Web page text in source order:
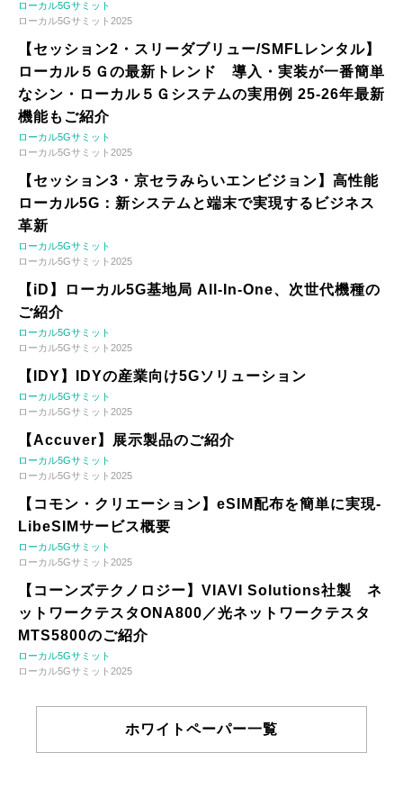
ローカル5Gサミット
ローカル5Gサミット2025
【セッション2・スリーダブリュー/SMFLレンタル】
ローカル５Ｇの最新トレンド 導入・実装が一番簡単
なシン・ローカル５Ｇシステムの実用例 25-26年最新
機能もご紹介
ローカル5Gサミット
ローカル5Gサミット2025
【セッション3・京セラみらいエンビジョン】高性能
ローカル5G：新システムと端末で実現するビジネス
革新
ローカル5Gサミット
ローカル5Gサミット2025
【iD】ローカル5G基地局 All-In-One、次世代機種の
ご紹介
ローカル5Gサミット
ローカル5Gサミット2025
【IDY】IDYの産業向け5Gソリューション
ローカル5Gサミット
ローカル5Gサミット2025
【Accuver】展示製品のご紹介
ローカル5Gサミット
ローカル5Gサミット2025
【コモン・クリエーション】eSIM配布を簡単に実現-
LibeSIMサービス概要
ローカル5Gサミット
ローカル5Gサミット2025
【コーンズテクノロジー】VIAVI Solutions社製 ネ
ットワークテスタONA800／光ネットワークテスタ
MTS5800のご紹介
ローカル5Gサミット
ローカル5Gサミット2025
ホワイトペーパー一覧